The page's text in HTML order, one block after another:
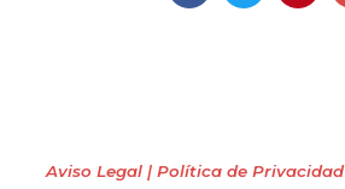
Aviso Legal | Política de Privacidad